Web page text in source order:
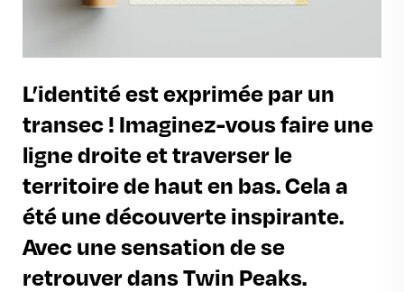
L’identité est exprimée par un
transec ! Imaginez-vous faire une
ligne droite et traverser le
territoire de haut en bas. Cela a
été une découverte inspirante.
Avec une sensation de se
retrouver dans Twin Peaks.